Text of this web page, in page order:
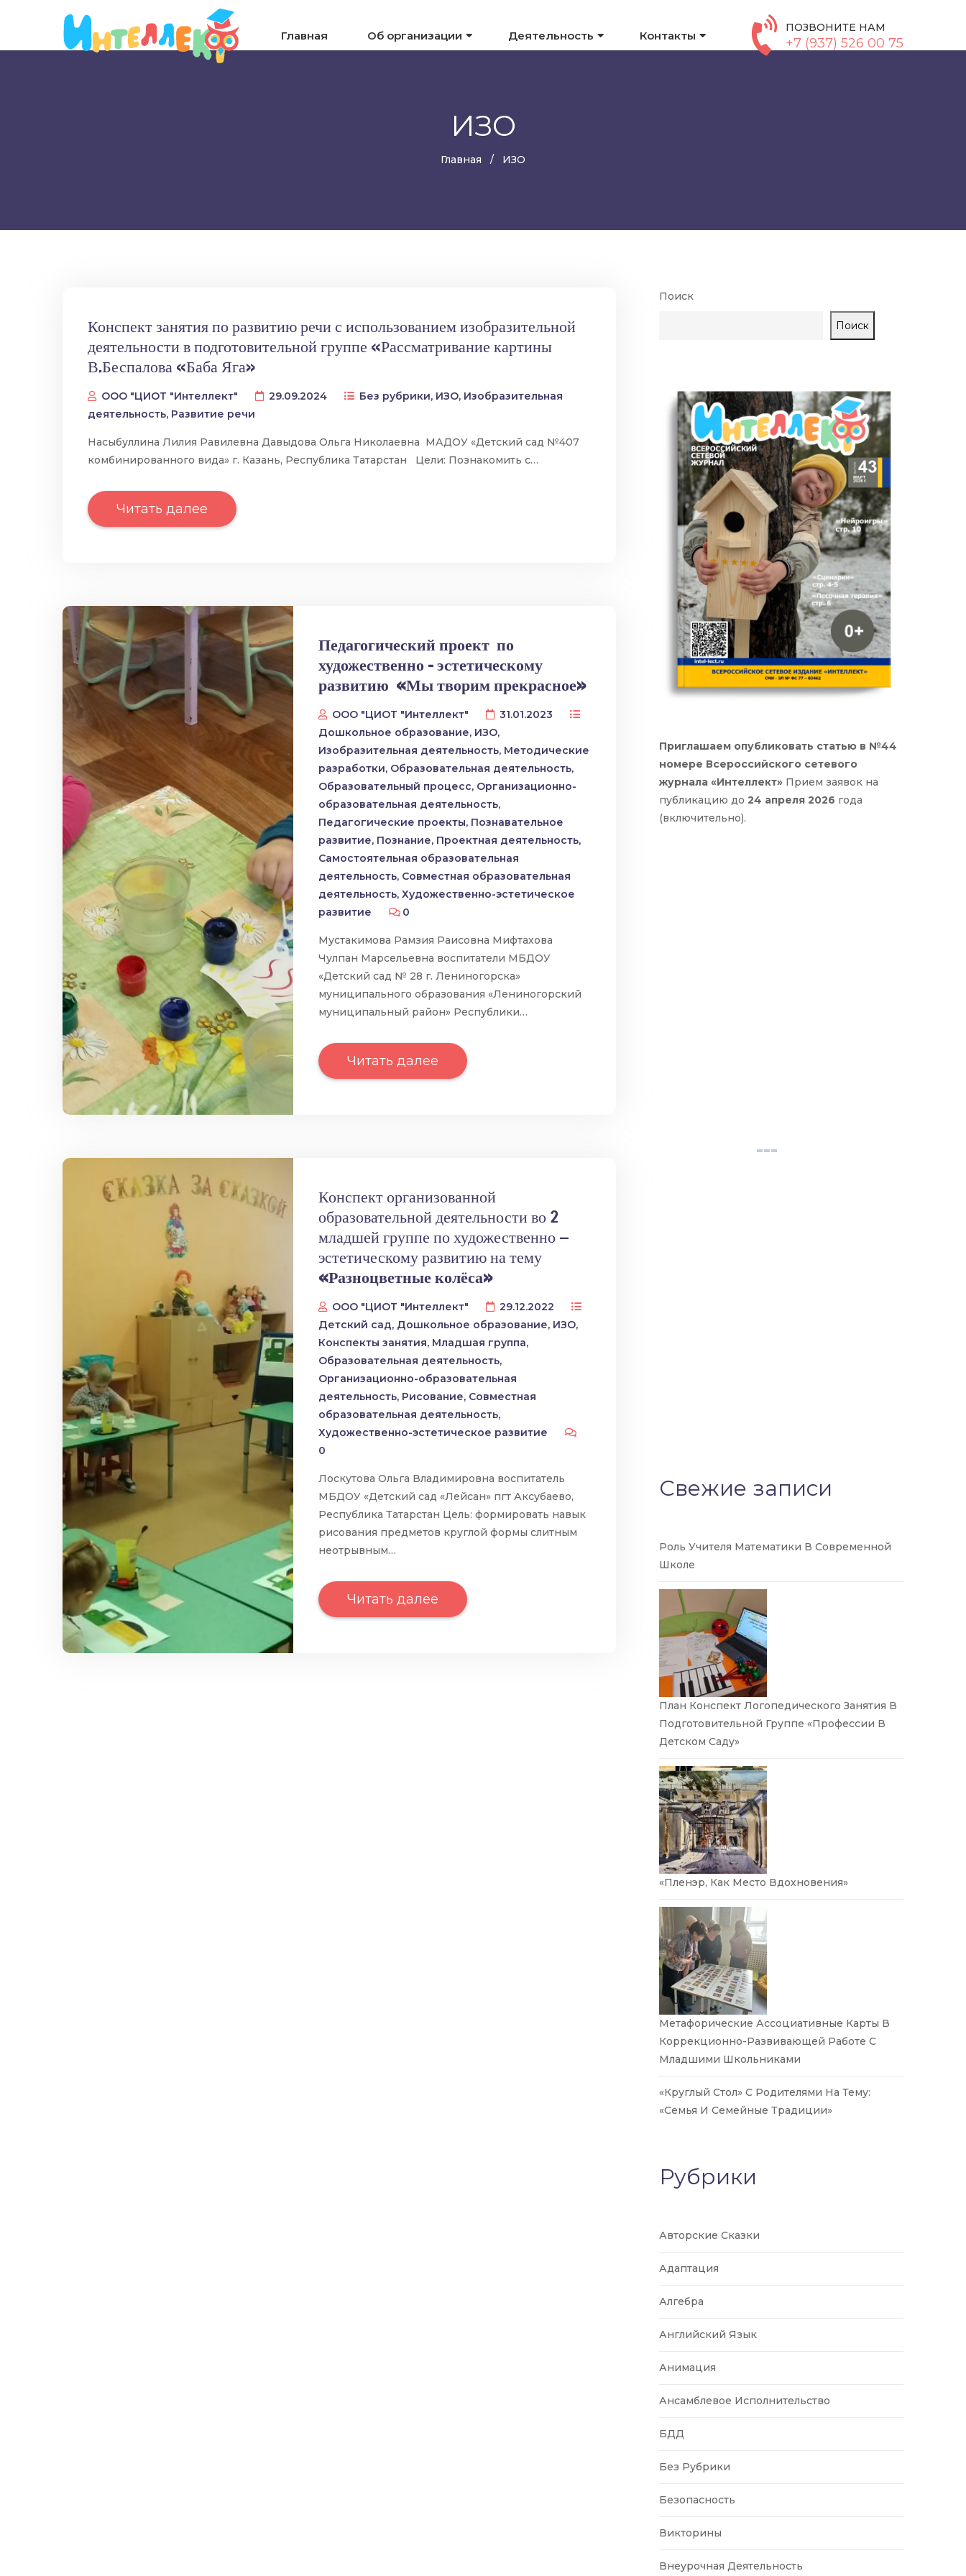
Главная Об организации Деятельность Контакты
ПОЗВОНИТЕ НАМ
+7 (937) 526 00 75
ИЗО
Главная ИЗО
Конспект занятия по развитию речи с использованием изобразительной
деятельности в подготовительной группе «Рассматривание картины
В.Беспалова «Баба Яга»
ООО "ЦИОТ "Интеллект" 29.09.2024 Без рубрики, ИЗО, Изобразительная
деятельность, Развитие речи
Насыбуллина Лилия Равилевна Давыдова Ольга Николаевна МАДОУ «Детский сад №407
комбинированного вида» г. Казань, Республика Татарстан Цели: Познакомить с…
Читать далее
Педагогический проект по
художественно – эстетическому
развитию «Мы творим прекрасное»
ООО "ЦИОТ "Интеллект"
31.01.2023
Дошкольное образование, ИЗО,
Изобразительная деятельность, Методические
разработки, Образовательная деятельность,
Образовательный процесс, Организационно-
образовательная деятельность,
Педагогические проекты, Познавательное
развитие, Познание, Проектная деятельность,
Самостоятельная образовательная
деятельность, Совместная образовательная
деятельность, Художественно-эстетическое
развитие
0
Мустакимова Рамзия Раисовна Мифтахова
Чулпан Марсельевна воспитатели МБДОУ
«Детский сад № 28 г. Лениногорска»
муниципального образования «Лениногорский
муниципальный район» Республики…
Читать далее
Конспект организованной
образовательной деятельности во 2
младшей группе по художественно —
эстетическому развитию на тему
«Разноцветные колёса»
ООО "ЦИОТ "Интеллект"
29.12.2022
Детский сад, Дошкольное образование, ИЗО,
Конспекты занятия, Младшая группа,
Образовательная деятельность,
Организационно-образовательная
деятельность, Рисование, Совместная
образовательная деятельность,
Художественно-эстетическое развитие
0
Лоскутова Ольга Владимировна воспитатель
МБДОУ «Детский сад «Лейсан» пгт Аксубаево,
Республика Татарстан Цель: формировать навык
рисования предметов круглой формы слитным
неотрывным…
Читать далее
Поиск
Поиск
Приглашаем опубликовать статью в №44
номере Всероссийского сетевого
журнала «Интеллект» Прием заявок на
публикацию до 24 апреля 2026 года
(включительно).
Свежие записи
Роль Учителя Математики В Современной
Школе
План Конспект Логопедического Занятия В
Подготовительной Группе «Профессии В
Детском Саду»
«Пленэр, Как Место Вдохновения»
Метафорические Ассоциативные Карты В
Коррекционно-Развивающей Работе С
Младшими Школьниками
«Круглый Стол» С Родителями На Тему:
«Семья И Семейные Традиции»
Рубрики
Авторские Сказки
Адаптация
Алгебра
Английский Язык
Анимация
Ансамблевое Исполнительство
БДД
Без Рубрики
Безопасность
Викторины
Внеурочная Деятельность